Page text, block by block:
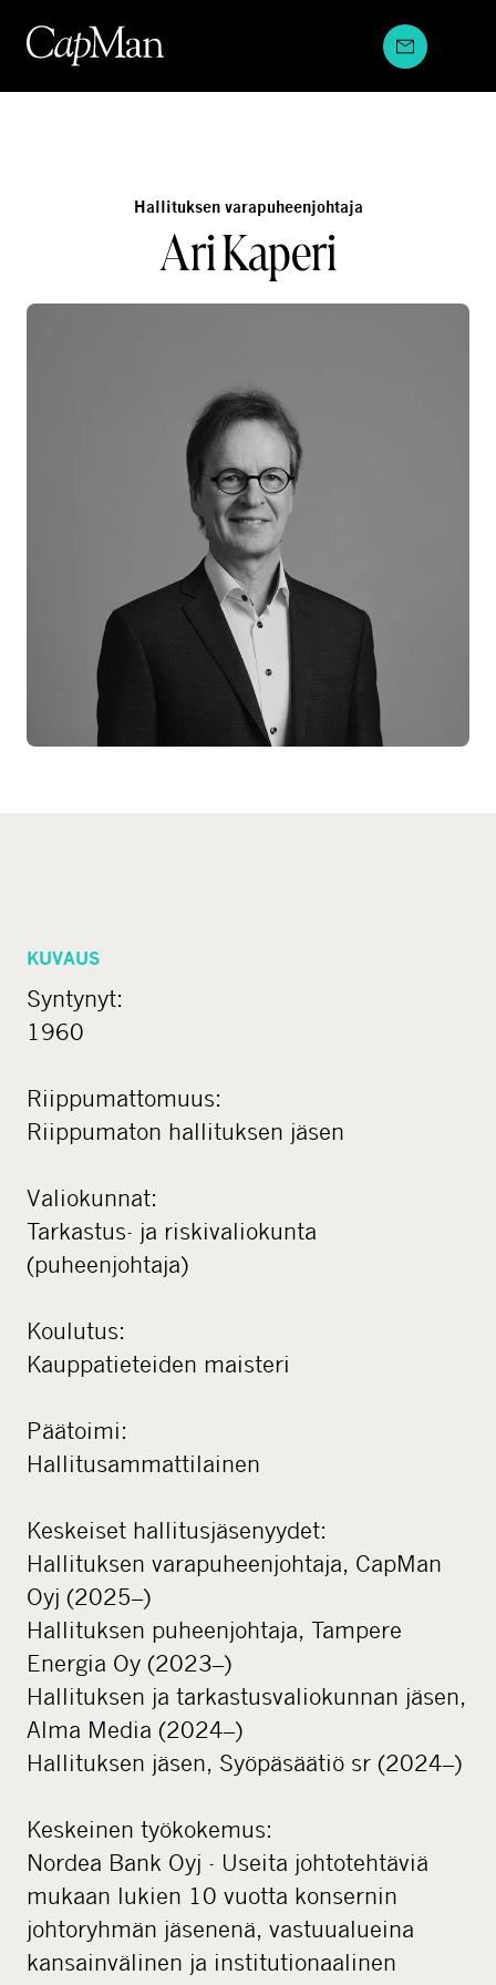
sisältöön
Hallituksen varapuheenjohtaja
Ari Kaperi
KUVAUS
Syntynyt:
1960
Riippumattomuus:
Riippumaton hallituksen jäsen
Valiokunnat:
Tarkastus- ja riskivaliokunta
(puheenjohtaja)
Koulutus:
Kauppatieteiden maisteri
Päätoimi:
Hallitusammattilainen
Keskeiset hallitusjäsenyydet:
Hallituksen varapuheenjohtaja, CapMan
Oyj (2025–)
Hallituksen puheenjohtaja, Tampere
Energia Oy (2023–)
Hallituksen ja tarkastusvaliokunnan jäsen,
Alma Media (2024–)
Hallituksen jäsen, Syöpäsäätiö sr (2024–)
Keskeinen työkokemus:
Nordea Bank Oyj - Useita johtotehtäviä
mukaan lukien 10 vuotta konsernin
johtoryhmän jäsenenä, vastuualueina
kansainvälinen ja institutionaalinen